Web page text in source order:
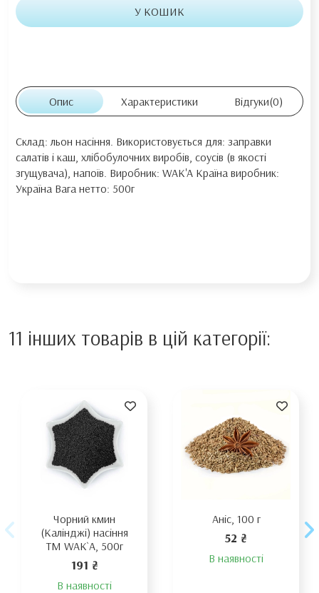
У КОШИК
Опис Характеристики Відгуки(0)
Склад: льон насіння. Використовується для: заправки
салатів і каш, хлібобулочних виробів, соусів (в якості
згущувача), напоїв. Виробник: WAK'A Країна виробник:
Україна Вага нетто: 500г
11 інших товарів в цій категорії:
Чорний кмин
(Калінджі) насіння
TM WAK`A, 500г
191 ₴
В наявності
Аніс, 100 г
52 ₴
В наявності